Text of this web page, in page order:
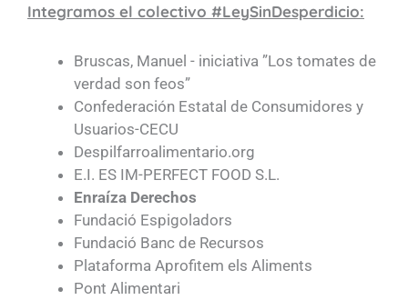
Integramos el colectivo #LeySinDesperdicio:
Bruscas, Manuel - iniciativa ”Los tomates de
verdad son feos”
Confederación Estatal de Consumidores y
Usuarios-CECU
Despilfarroalimentario.org
E.I. ES IM-PERFECT FOOD S.L.
Enraíza Derechos
Fundació Espigoladors
Fundació Banc de Recursos
Plataforma Aprofitem els Aliments
Pont Alimentari